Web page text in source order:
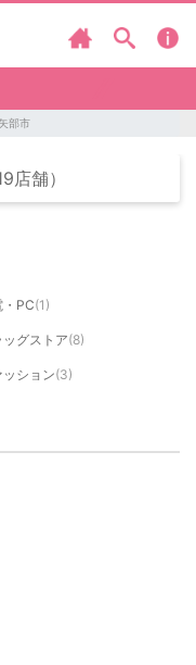
部市
店舗）
・PC(1)
ッグストア(8)
ッション(3)